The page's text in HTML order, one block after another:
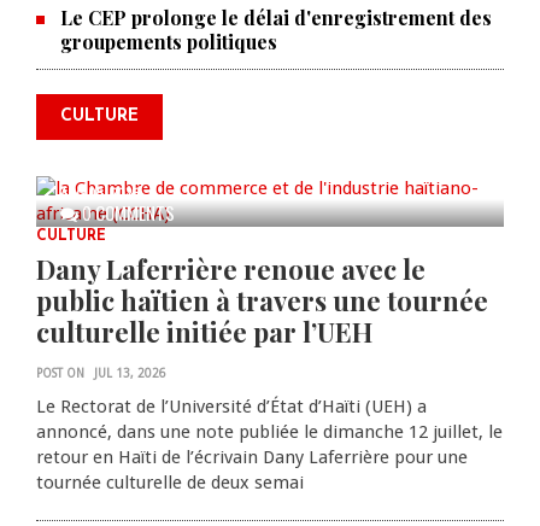
Le CEP prolonge le délai d'enregistrement des
groupements politiques
CULTURE
0 COMMENTS
La Chambre de commerce et de
l'industrie haïtiano-africaine
annonce des activités pour
commémorer le 235e
anniversaire de la cérémonie du
AUG 05, 2026
CULTURE
Dany Laferrière renoue avec le
public haïtien à travers une tournée
culturelle initiée par l’UEH
POST ON JUL 13, 2026
Le Rectorat de l’Université d’État d’Haïti (UEH) a
annoncé, dans une note publiée le dimanche 12 juillet, le
retour en Haïti de l’écrivain Dany Laferrière pour une
tournée culturelle de deux semai